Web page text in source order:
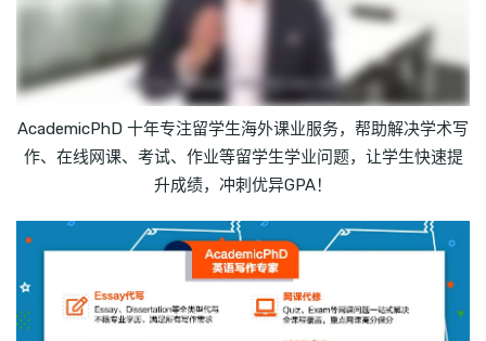
AcademicPhD 十年专注留学生海外课业服务，帮助解决学术写
作、在线网课、考试、作业等留学生学业问题，让学生快速提
升成绩，冲刺优异GPA！